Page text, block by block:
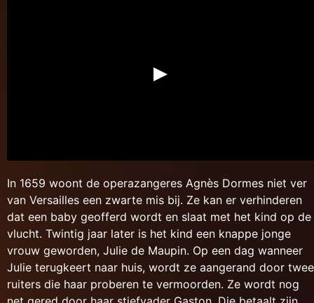
In 1659 woont de operazangeres Agnès Dormes niet ver
van Versailles een zwarte mis bij. Ze kan er verhinderen
dat een baby geofferd wordt en slaat met het kind op de
vlucht. Twintig jaar later is het kind een knappe jonge
vrouw geworden, Julie de Maupin. Op een dag wanneer
Julie terugkeert naar huis, wordt ze aangerand door twee
ruiters die haar proberen te vermoorden. Ze wordt nog